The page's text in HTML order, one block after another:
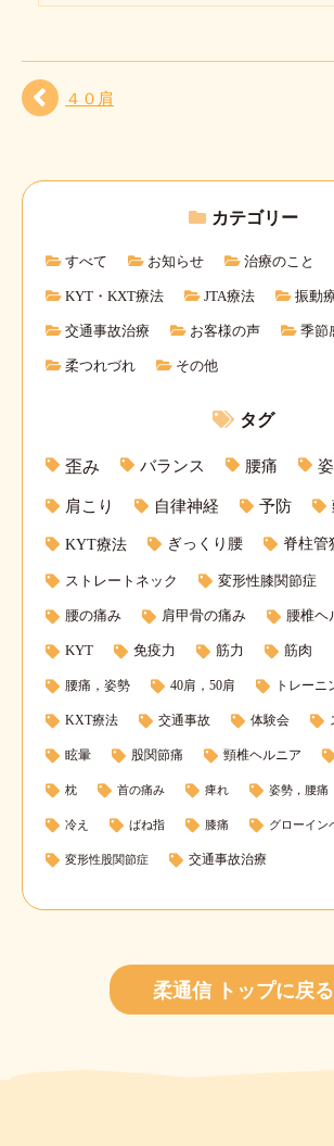
４０肩
カテゴリー
すべて お知らせ 治療のこと
KYT・KXT療法 JTA療法 振動
交通事故治療 お客様の声 季節
柔つれづれ その他
タグ
歪み バランス 腰痛
肩こり 自律神経 予防
KYT療法 ぎっくり腰 脊柱管
ストレートネック 変形性膝関節症
腰の痛み 肩甲骨の痛み 腰椎ヘ
KYT 免疫力 筋力 筋肉
腰痛，姿勢 40肩，50肩 トレーニ
KXT療法 交通事故 体験会
眩暈 股関節痛 頸椎ヘルニア
枕 首の痛み 痺れ 姿勢，腰痛
冷え ばね指 膝痛 グローイン
変形性股関節症 交通事故治療
柔通信 トップに戻る